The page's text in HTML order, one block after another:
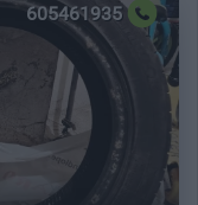
605461935